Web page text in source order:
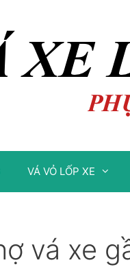
VÁ VỎ LỐP XE
vá xe